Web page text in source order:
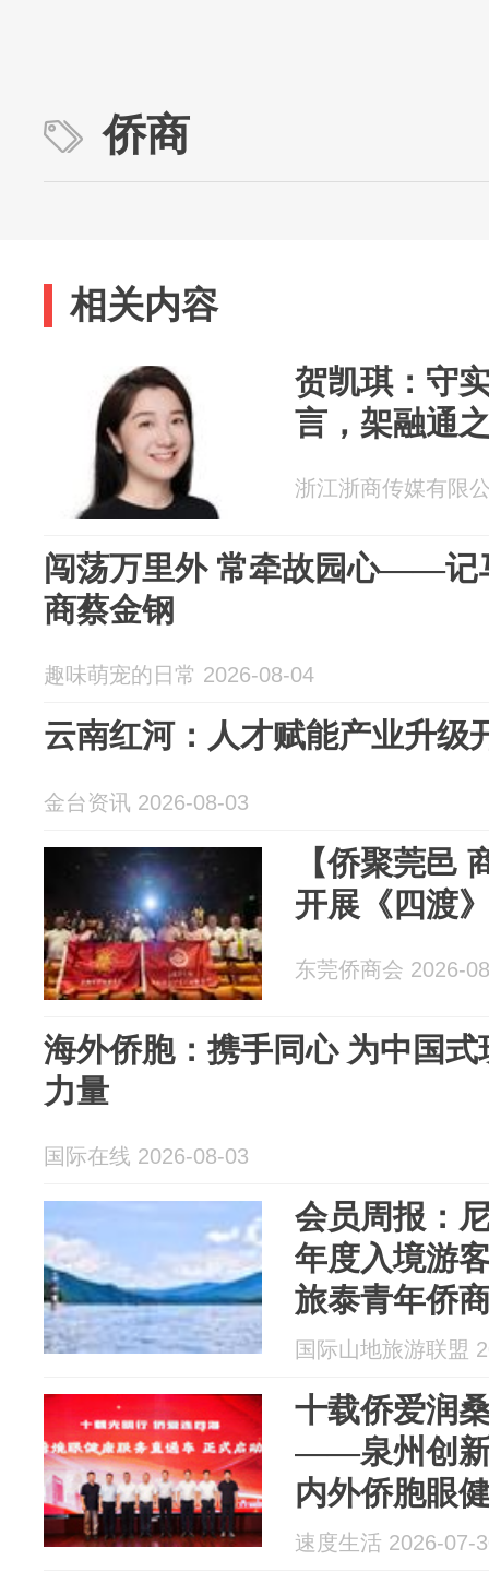
侨商
相关内容
贺凯琪：守
言，架融通
浙江浙商传媒有限
闯荡万里外 常牵故园心——记
商蔡金钢
趣味萌宠的日常 2026-08-04
云南红河：人才赋能产业升级
金台资讯 2026-08-03
【侨聚莞邑
开展《四渡
东莞侨商会 2026-
海外侨胞：携手同心 为中国
力量
国际在线 2026-08-03
会员周报：
年度入境游
旅泰青年侨
市经贸考察
国际山地旅游联盟
十载侨爱润
——泉州创新
内外侨胞眼
速度生活 2026-07-